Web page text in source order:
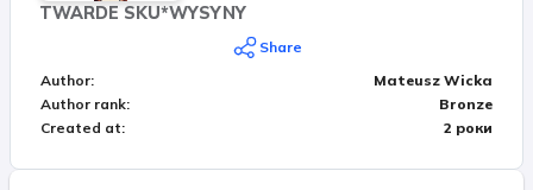
TWARDE SKU*WYSYNY
Share
Author:
Mateusz Wicka
Author rank:
Bronze
Created at: 2 роки